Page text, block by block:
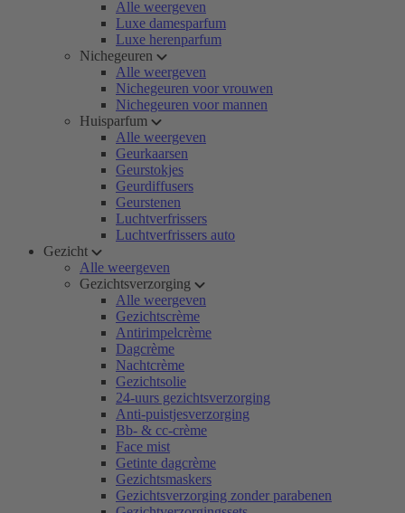
Alle weergeven
Luxe damesparfum
Luxe herenparfum
Nichegeuren
Alle weergeven
Nichegeuren voor vrouwen
Nichegeuren voor mannen
Huisparfum
Alle weergeven
Geurkaarsen
Geurstokjes
Geurdiffusers
Geurstenen
Luchtverfrissers
Luchtverfrissers auto
Gezicht
Alle weergeven
Gezichtsverzorging
Alle weergeven
Gezichtscrème
Antirimpelcrème
Dagcrème
Nachtcrème
Gezichtsolie
24-uurs gezichtsverzorging
Anti-puistjesverzorging
Bb- & cc-crème
Face mist
Getinte dagcrème
Gezichtsmaskers
Gezichtsverzorging zonder parabenen